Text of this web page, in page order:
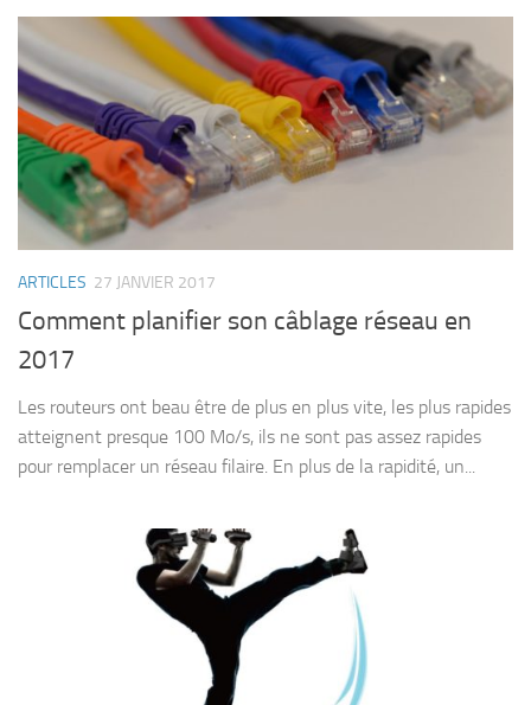
ARTICLES 27 JANVIER 2017
Comment planifier son câblage réseau en
2017
Les routeurs ont beau être de plus en plus vite, les plus rapides
atteignent presque 100 Mo/s, ils ne sont pas assez rapides
pour remplacer un réseau filaire. En plus de la rapidité, un...